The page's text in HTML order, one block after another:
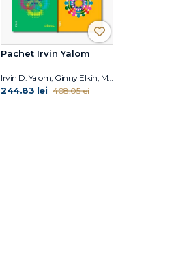
Pachet Irvin Yalom
244.83 lei 408.05 lei